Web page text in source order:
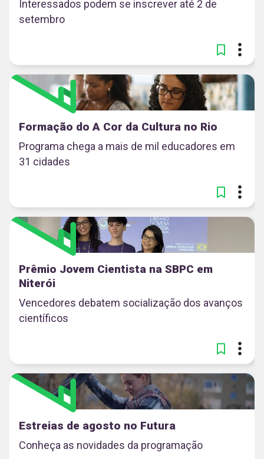
Interessados podem se inscrever até 2 de
setembro
Formação do A Cor da Cultura no Rio
Programa chega a mais de mil educadores em
31 cidades
Prêmio Jovem Cientista na SBPC em
Niterói
Vencedores debatem socialização dos avanços
científicos
Estreias de agosto no Futura
Conheça as novidades da programação